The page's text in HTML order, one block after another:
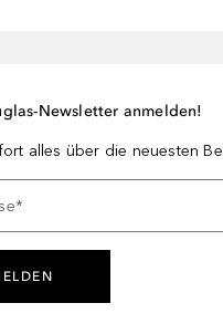
Newsletter anmelden!
alles über die neuesten
*